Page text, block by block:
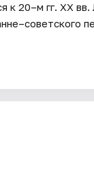
к 20–м гг. XX вв.